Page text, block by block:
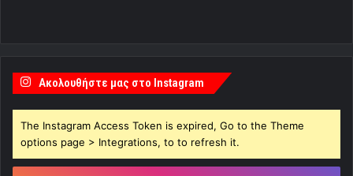
Ακολουθήστε μας στο Instagram
The Instagram Access Token is expired, Go to the Theme
options page > Integrations, to to refresh it.